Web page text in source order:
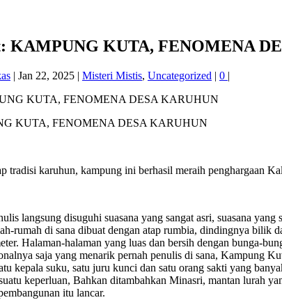
KAMPUNG KUTA, FENOMENA
| Jan 22, 2025 | Misteri Mistis, Uncategorized | 0 |
KUTA, FENOMENA DESA KARUHUN
tradisi karuhun, kampung ini berhasil meraih penghargaan
langsung disuguhi suasana yang sangat asri, suasana
rumah di sana dibuat dengan atap rumbia, dindingnya
Halaman-halaman yang luas dan bersih dengan bunga-
saja yang menarik pernah penulis di sana, Kampung
kepala suku, satu juru kunci dan satu orang sakti yang
keperluan, Bahkan ditambahkan Minasri, mantan lurah
itu lancar.